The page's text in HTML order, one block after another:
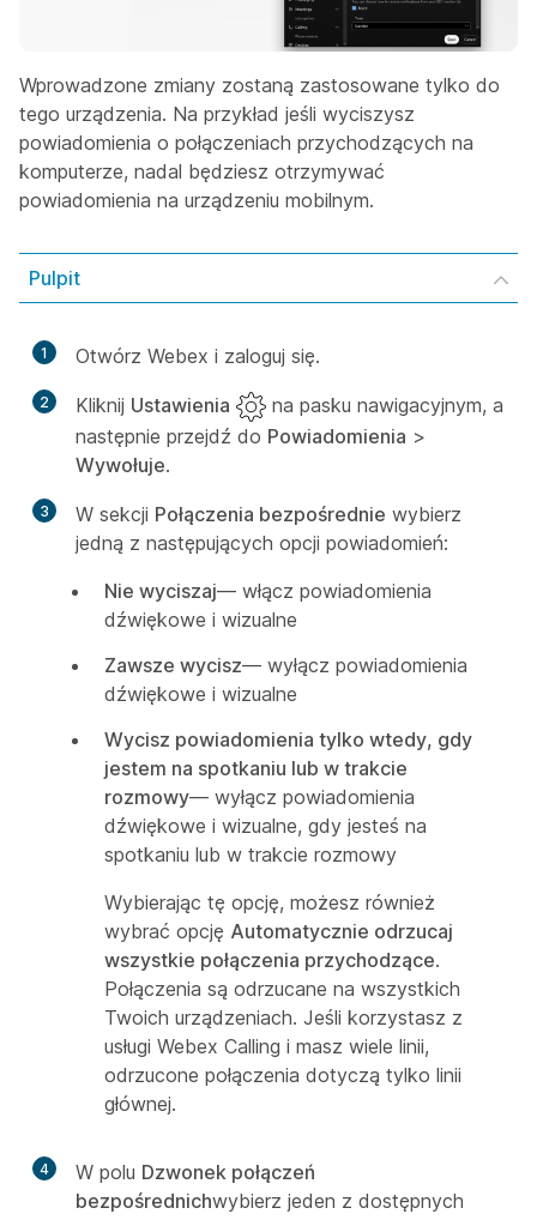
Wprowadzone zmiany zostaną zastosowane tylko do
tego urządzenia. Na przykład jeśli wyciszysz
powiadomienia o połączeniach przychodzących na
komputerze, nadal będziesz otrzymywać
powiadomienia na urządzeniu mobilnym.
Pulpit
1 Otwórz Webex i zaloguj się.
2 Kliknij Ustawienia
na pasku nawigacyjnym, a
następnie przejdź do Powiadomienia >
Wywołuje.
3 W sekcji Połączenia bezpośrednie wybierz
jedną z następujących opcji powiadomień:
Nie wyciszaj— włącz powiadomienia
dźwiękowe i wizualne
Zawsze wycisz— wyłącz powiadomienia
dźwiękowe i wizualne
Wycisz powiadomienia tylko wtedy, gdy
jestem na spotkaniu lub w trakcie
rozmowy— wyłącz powiadomienia
dźwiękowe i wizualne, gdy jesteś na
spotkaniu lub w trakcie rozmowy
Wybierając tę opcję, możesz również
wybrać opcję Automatycznie odrzucaj
wszystkie połączenia przychodzące.
Połączenia są odrzucane na wszystkich
Twoich urządzeniach. Jeśli korzystasz z
usługi Webex Calling i masz wiele linii,
odrzucone połączenia dotyczą tylko linii
głównej.
4 W polu Dzwonek połączeń
bezpośrednichwybierz jeden z dostępnych